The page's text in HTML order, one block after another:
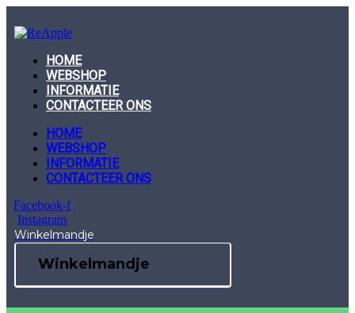
to
content
HOME
WEBSHOP
INFORMATIE
CONTACTEER ONS
HOME
WEBSHOP
INFORMATIE
CONTACTEER ONS
Facebook-f
Instagram
Winkelmandje
Winkelmandje